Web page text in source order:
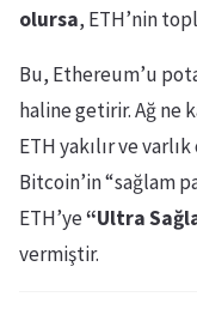
olursa, ETH’nin
Bu, Ethereum’u
haline getirir. Ağ ne
ETH yakılır ve
Bitcoin’in “sağlam
ETH’ye“Ultra
vermiştir.